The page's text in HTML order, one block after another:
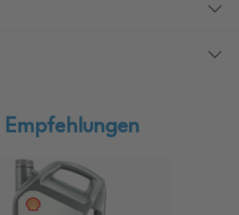
Empfehlungen